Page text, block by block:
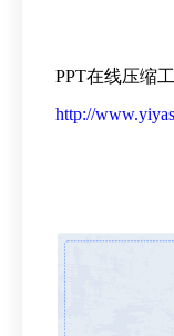
PPT在线压缩工
http://